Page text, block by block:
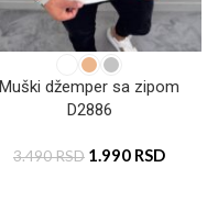
Muški džemper sa zipom
D2886
3.490RSD 1.990 RSD